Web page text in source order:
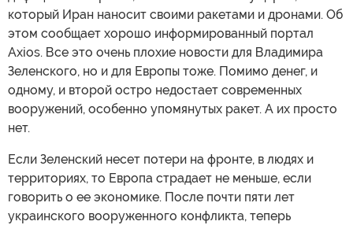
который Иран наносит своими ракетами и дронами. Об
этом сообщает хорошо информированный портал
Axios. Все это очень плохие новости для Владимира
Зеленского, но и для Европы тоже. Помимо денег, и
одному, и второй остро недостает современных
вооружений, особенно упомянутых ракет. А их просто
нет.
Если Зеленский несет потери на фронте, в людях и
территориях, то Европа страдает не меньше, если
говорить о ее экономике. После почти пяти лет
украинского вооруженного конфликта, теперь